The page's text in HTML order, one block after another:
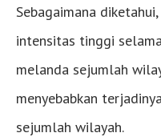
Sebagaimana
intensitas tinggi
melanda sejumlah
menyebabkan
sejumlah wilayah.